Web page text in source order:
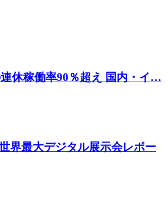
休稼働率90％超え 国内・イ…
界最大デジタル展示会レポー